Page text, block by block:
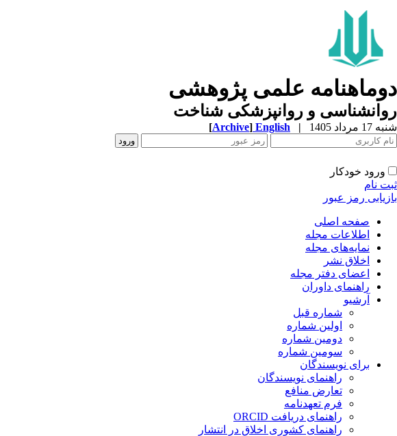
دوماهنامه علمی پژوهشی
روانشناسی و روانپزشکی شناخت
شنبه 17 مرداد 1405 |
English
[Archive]
ورود خودکار
ثبت نام
بازیابی رمز عبور
صفحه اصلی
اطلاعات مجله
نمایه‌های مجله
اخلاق نشر
اعضای دفتر مجله
راهنمای داوران
آرشیو
شماره قبل
اولین شماره
دومین شماره
سومین شماره
برای نویسندگان
راهنمای نویسندگان
تعارض منافع
فرم تعهدنامه
راهنمای دریافت ORCID
راهنمای کشوری اخلاق در انتشار